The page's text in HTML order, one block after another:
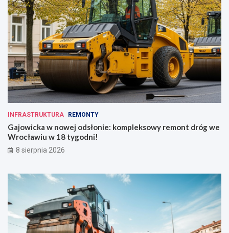
INFRASTRUKTURA REMONTY
Gajowicka w nowej odsłonie: kompleksowy remont dróg we
Wrocławiu w 18 tygodni!
8 sierpnia 2026